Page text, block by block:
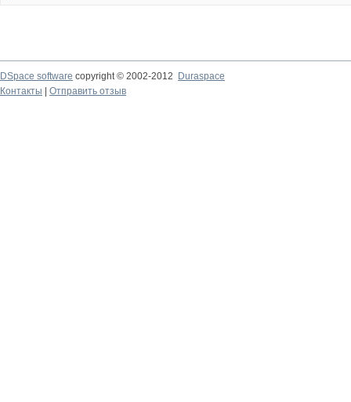
DSpace software copyright © 2002-2012
Duraspace
Контакты
Отправить отзыв